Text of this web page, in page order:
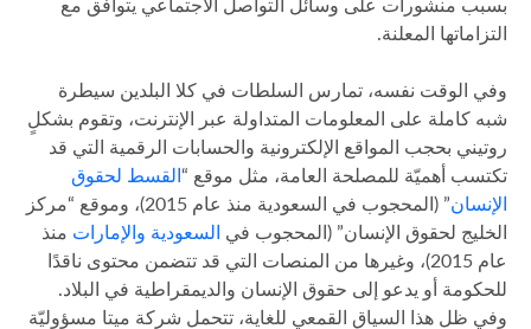
التزاماتها المعلنة.
وفي الوقت نفسه، تمارس السلطات في كلا البلدين سيطرة
شبه كاملة على المعلومات المتداولة عبر الإنترنت، وتقوم بشكلٍ
روتيني بحجب المواقع الإلكترونية والحسابات الرقمية التي قد
تكتسب أهميّة للمصلحة العامة، مثل موقع “القسط لحقوق
الإنسان
” (المحجوب في السعودية منذ عام 2015)، وموقع “مركز
الخليج لحقوق الإنسان” (المحجوب في السعودية والإمارات منذ
عام 2015)، وغيرها من المنصات التي قد تتضمن محتوى ناقدًا
للحكومة أو يدعو إلى حقوق الإنسان والديمقراطية في البلاد.
وفي ظل هذا السياق القمعي للغاية، تتحمل شركة ميتا مسؤوليّة